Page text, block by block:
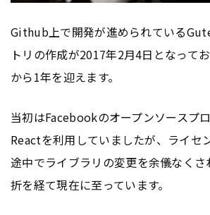
Github上で開発が進められている
トリの作成が2017年2月4日となって
から1年を迎えます。
当初はFacebookのオープンソースプ
Reactを利用していましたが、ライセ
途中でライブラリの変更を余儀なく
折を経て現在に至っています。